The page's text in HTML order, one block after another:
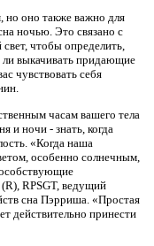
но оно также важно для
ночью. Это связано с
свет, чтобы определить,
ли выкачивать придающие
чувствовать себя
часам вашего тела
и ночи - знать, когда
«Когда наша
особенно солнечным,
RPSGT, ведущий
сна Пэрриша. «Простая
действительно принести